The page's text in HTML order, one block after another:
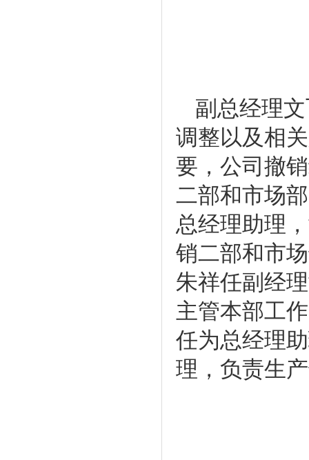
副总经理
调整以及相
要，公司撤
二部和市场
总经理助理
销二部和市
朱祥任副经
主管本部工
任为总经理
理，负责生